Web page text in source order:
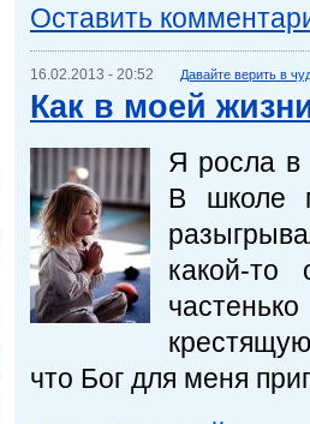
Оставить
16.02.2013 - 20:52 Давайте верить в
Как в моей
Я росла в
В школе
какой-то
что Бог для меня